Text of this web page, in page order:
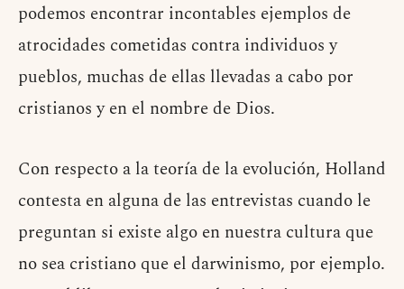
podemos encontrar incontables ejemplos de
atrocidades cometidas contra individuos y
pueblos, muchas de ellas llevadas a cabo por
cristianos y en el nombre de Dios.
Con respecto a la teoría de la evolución, Holland
contesta en alguna de las entrevistas cuando le
preguntan si existe algo en nuestra cultura que
no sea cristiano que el darwinismo, por ejemplo.